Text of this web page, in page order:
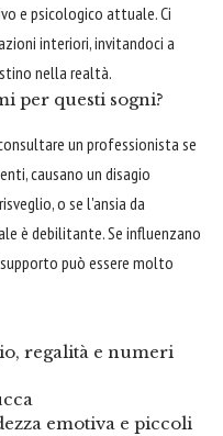
e psicologico attuale. Ci
interiori, invitandoci a
nella realtà.
per questi sogni?
un professionista se
causano un disagio
o se l'ansia da
è debilitante. Se influenzano
può essere molto
regalità e numeri
emotiva e piccoli